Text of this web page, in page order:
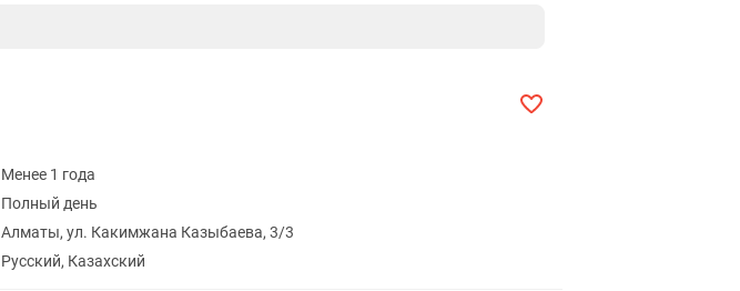
Менее 1 года
Полный день
Алматы, ул. Какимжана Казыбаева, 3/3
Русский, Казахский